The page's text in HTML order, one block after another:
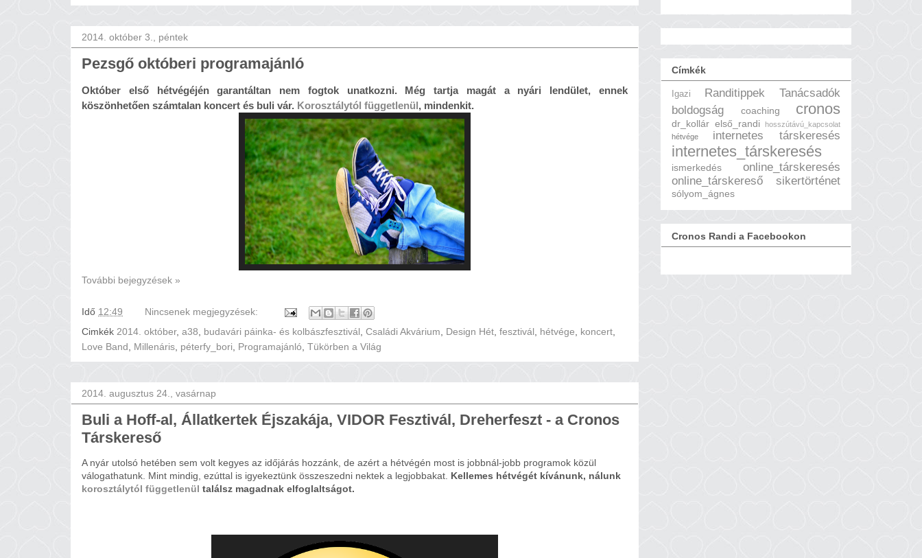
2014. október 3., péntek
Pezsgő októberi programajánló
Október első hétvégéjén garantáltan nem fogtok unatkozni. Még tartja magát a nyári lendület, ennek
köszönhetően számtalan koncert és buli vár. Korosztálytól függetlenül, mindenkit.
További bejegyzések »
Idő 12:49
Nincsenek megjegyzések:
Cimkék 2014. október, a38 budavári páinka- és kolbászfesztivál Családi Akvárium Design Hét fesztivál hétvége koncert
Love Band
Millenáris péterfy_bori Programajánló Tükörben a Világ
2014. augusztus 24., vasárnap
Buli a Hoff-al, Állatkertek Éjszakája, VIDOR Fesztivál, Dreherfeszt - a Cronos
Társkereső
A nyár utolsó hetében sem volt kegyes az időjárás hozzánk, de azért a hétvégén most is jobbnál-jobb programok közül
válogathatunk. Mint mindig, ezúttal is igyekeztünk összeszedni nektek a legjobbakat. Kellemes hétvégét kívánunk, nálunk
korosztálytól függetlenül találsz magadnak elfoglaltságot.
Címkék
Igazi Randitippek
Tanácsadók
boldogság
coaching cronos
dr_kollár első_randi
hosszútávú_kapcsolat
hétvége
internetes társkeresés
internetes_társkeresés
ismerkedés
online_társkeresés
online_társkereső
sikertörténet
sólyom_ágnes
Cronos Randi a Facebookon